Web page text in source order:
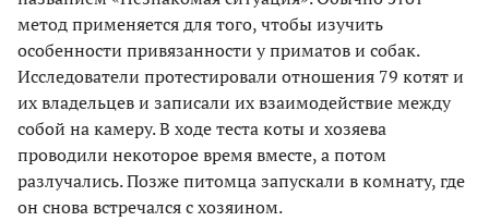
метод применяется для того, чтобы изучить
особенности привязанности у приматов и собак.
Исследователи протестировали отношения 79 котят и
их владельцев и записали их взаимодействие между
собой на камеру. В ходе теста коты и хозяева
проводили некоторое время вместе, а потом
разлучались. Позже питомца запускали в комнату, где
он снова встречался с хозяином.